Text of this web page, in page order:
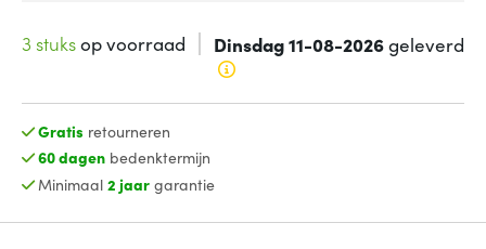
3 stuksop voorraad Dinsdag 11-08-2026geleverd
Gratis retourneren
60 dagenbedenktermijn
Minimaal 2 jaargarantie